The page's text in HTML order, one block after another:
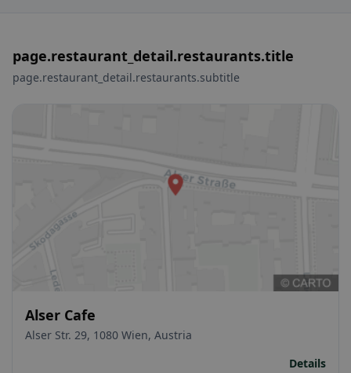
page.restaurant_detail.restaurants.title
page.restaurant_detail.restaurants.subtitle
Alser Cafe
Alser Str. 29, 1080 Wien, Austria
Details